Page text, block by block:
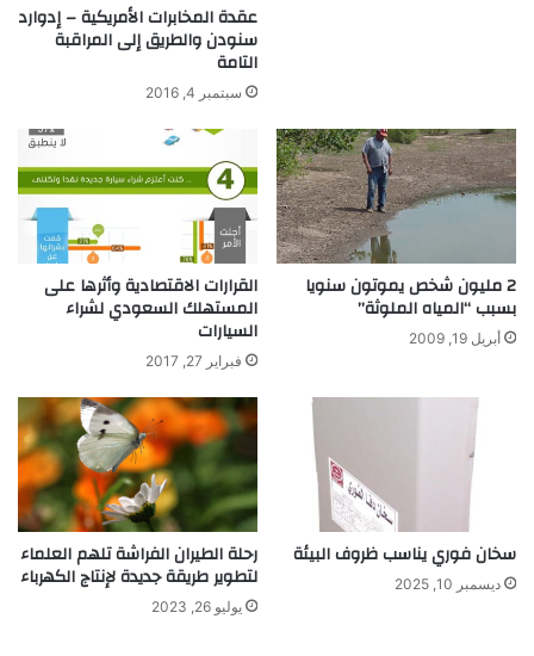
عقدة المخابرات الأمريكية – إدوارد
سنودن والطريق إلى المراقبة
التامة
سبتمبر 4, 2016
2 مليون شخص يموتون سنويا
بسبب “المياه الملوثة”
أبريل 19, 2009
القرارات الاقتصادية وأثرها على
المستهلك السعودي لشراء
السيارات
فبراير 27, 2017
سخان فوري يناسب ظروف البيئة
ديسمبر 10, 2025
رحلة الطيران الفراشة تلهم العلماء
لتطوير طريقة جديدة لإنتاج الكهرباء
يوليو 26, 2023